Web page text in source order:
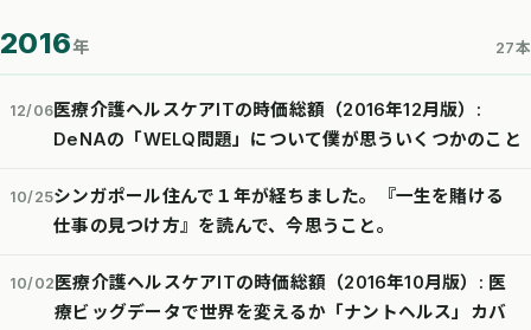
2016年 27本
12/06医療介護ヘルスケアITの時価総額（2016年12月版）:
DeNAの「WELQ問題」について僕が思ういくつかのこと
10/25シンガポール住んで１年が経ちました。『一生を賭ける
仕事の見つけ方』を読んで、今思うこと。
10/02医療介護ヘルスケアITの時価総額（2016年10月版）: 医
療ビッグデータで世界を変えるか「ナントヘルス」カバ